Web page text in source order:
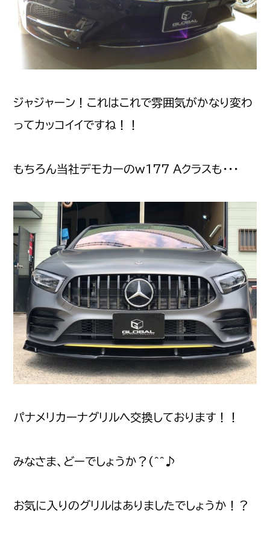
ジャジャーン！これはこれで雰囲気がかなり変わ
ってカッコイイですね！！
もちろん当社デモカーのw177 Aクラスも・・・
パナメリカーナグリルへ交換しております！！
みなさま、どーでしょうか？(^^♪
お気に入りのグリルはありましたでしょうか！？